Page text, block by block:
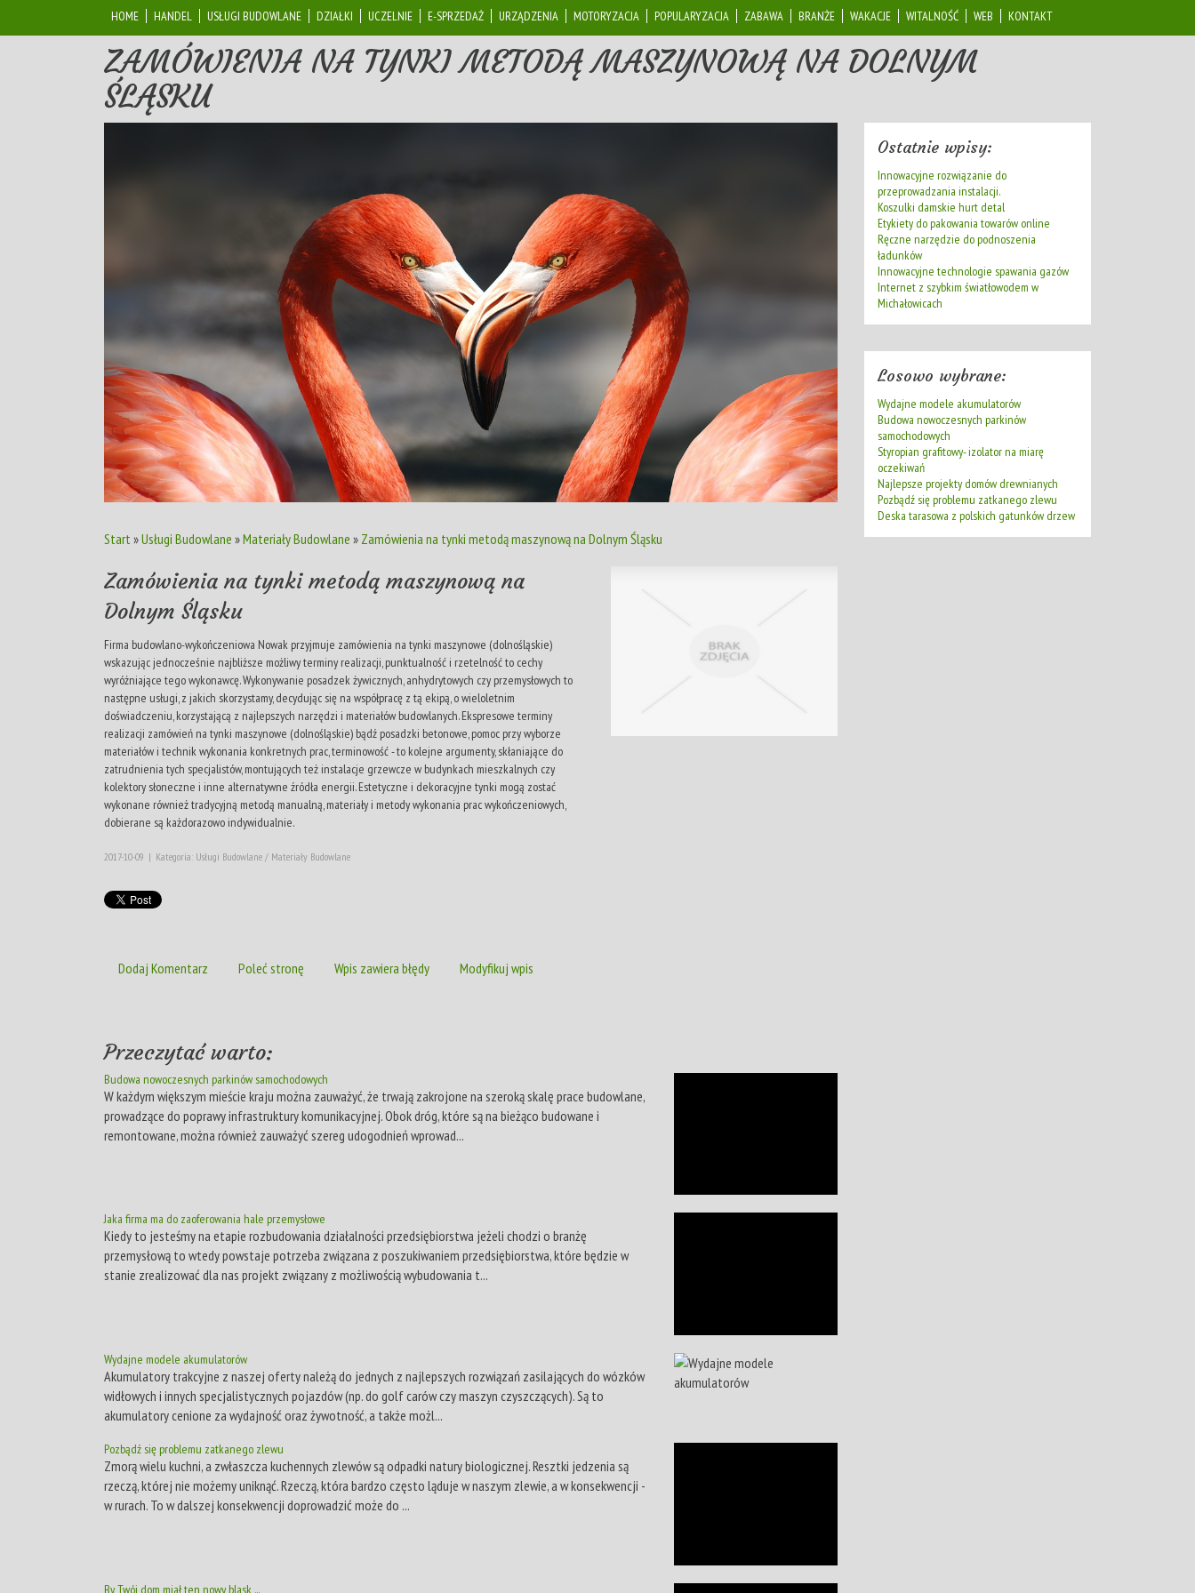
HOME HANDEL USŁUGI BUDOWLANE DZIAŁKI UCZELNIE E-SPRZEDAŻ URZĄDZENIA MOTORYZACJA POPULARYZACJA ZABAWA BRANŻE WAKACJE WITALNOŚĆ WEB KONTAKT
ZAMÓWIENIA NA TYNKI METODĄ MASZYNOWĄ NA DOLNYM
ŚLĄSKU
Start »Usługi Budowlane »Materiały Budowlane » Zamówienia na tynki metodą maszynową na Dolnym Śląsku
Zamówienia na tynki metodą maszynową na
Dolnym Śląsku
Firma budowlano-wykończeniowa Nowak przyjmuje zamówienia na tynki maszynowe (dolnośląskie)
wskazując jednocześnie najbliższe możliwy terminy realizacji, punktualność i rzetelność to cechy
wyróżniające tego wykonawcę. Wykonywanie posadzek żywicznych, anhydrytowych czy przemysłowych to
następne usługi, z jakich skorzystamy, decydując się na współpracę z tą ekipą, o wieloletnim
doświadczeniu, korzystającą z najlepszych narzędzi i materiałów budowlanych. Ekspresowe terminy
realizacji zamówień na tynki maszynowe (dolnośląskie) bądź posadzki betonowe, pomoc przy wyborze
materiałów i technik wykonania konkretnych prac, terminowość - to kolejne argumenty, skłaniające do
zatrudnienia tych specjalistów, montujących też instalacje grzewcze w budynkach mieszkalnych czy
kolektory słoneczne i inne alternatywne źródła energii. Estetyczne i dekoracyjne tynki mogą zostać
wykonane również tradycyjną metodą manualną, materiały i metody wykonania prac wykończeniowych,
dobierane są każdorazowo indywidualnie.
2017-10-09 | Kategoria: Usługi Budowlane / Materiały Budowlane
Dodaj Komentarz Poleć stronę Wpis zawiera błędy Modyfikuj wpis
Przeczytać warto:
Budowa nowoczesnych parkinów samochodowych
W każdym większym mieście kraju można zauważyć, że trwają zakrojone na szeroką skalę prace budowlane,
prowadzące do poprawy infrastruktury komunikacyjnej. Obok dróg, które są na bieżąco budowane i
remontowane, można również zauważyć szereg udogodnień wprowad...
Jaka firma ma do zaoferowania hale przemysłowe
Kiedy to jesteśmy na etapie rozbudowania działalności przedsiębiorstwa jeżeli chodzi o branżę
przemysłową to wtedy powstaje potrzeba związana z poszukiwaniem przedsiębiorstwa, które będzie w
stanie zrealizować dla nas projekt związany z możliwością wybudowania t...
Wydajne modele akumulatorów
Akumulatory trakcyjne z naszej oferty należą do jednych z najlepszych rozwiązań zasilających do wózków
widłowych i innych specjalistycznych pojazdów (np. do golf carów czy maszyn czyszczących). Są to
akumulatory cenione za wydajność oraz żywotność, a także możl...
Pozbądź się problemu zatkanego zlewu
Zmorą wielu kuchni, a zwłaszcza kuchennych zlewów są odpadki natury biologicznej. Resztki jedzenia są
rzeczą, której nie możemy uniknąć. Rzeczą, która bardzo często ląduje w naszym zlewie, a w konsekwencji -
w rurach. To w dalszej konsekwencji doprowadzić może do ...
By Twój dom miał ten nowy blask ...
Ostatnie wpisy:
Innowacyjne rozwiązanie do
przeprowadzania instalacji.
Koszulki damskie hurt detal
Etykiety do pakowania towarów online
Ręczne narzędzie do podnoszenia
ładunków
Innowacyjne technologie spawania gazów
Internet z szybkim światłowodem w
Michałowicach
Losowo wybrane:
Wydajne modele akumulatorów
Budowa nowoczesnych parkinów
samochodowych
Styropian grafitowy- izolator na miarę
oczekiwań
Najlepsze projekty domów drewnianych
Pozbądź się problemu zatkanego zlewu
Deska tarasowa z polskich gatunków drzew